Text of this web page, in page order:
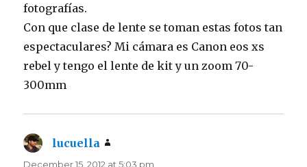
fotografías.
Con que clase de lente se toman estas fotos tan
espectaculares? Mi cámara es Canon eos xs
rebel y tengo el lente de kit y un zoom 70-
300mm
lucuella
December 15, 2012 at 5:03 pm